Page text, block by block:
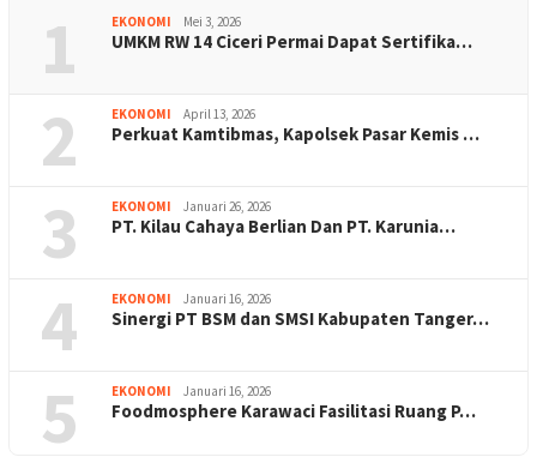
1 EKONOMI Mei 3, 2026
UMKM RW 14 Ciceri Permai Dapat Sertifika…
2 EKONOMI April 13, 2026
Perkuat Kamtibmas, Kapolsek Pasar Kemis …
3 EKONOMI Januari 26, 2026
PT. Kilau Cahaya Berlian Dan PT. Karunia…
4 EKONOMI Januari 16, 2026
Sinergi PT BSM dan SMSI Kabupaten Tanger…
5 EKONOMI Januari 16, 2026
Foodmosphere Karawaci Fasilitasi Ruang P…